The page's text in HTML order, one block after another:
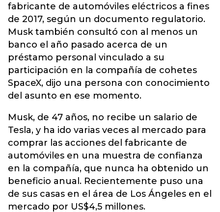
fabricante de automóviles eléctricos a fines
de 2017, según un documento regulatorio.
Musk también consultó con al menos un
banco el año pasado acerca de un
préstamo personal vinculado a su
participación en la compañía de cohetes
SpaceX, dijo una persona con conocimiento
del asunto en ese momento.
Musk, de 47 años, no recibe un salario de
Tesla, y ha ido varias veces al mercado para
comprar las acciones del fabricante de
automóviles en una muestra de confianza
en la compañía, que nunca ha obtenido un
beneficio anual. Recientemente puso una
de sus casas en el área de Los Ángeles en el
mercado por US$4,5 millones.